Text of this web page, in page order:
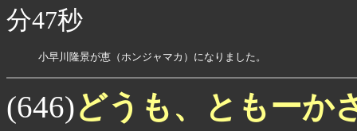
分47秒
小早川隆景が恵（ホンジャマカ）になりました。
(646)どうも、ともーか